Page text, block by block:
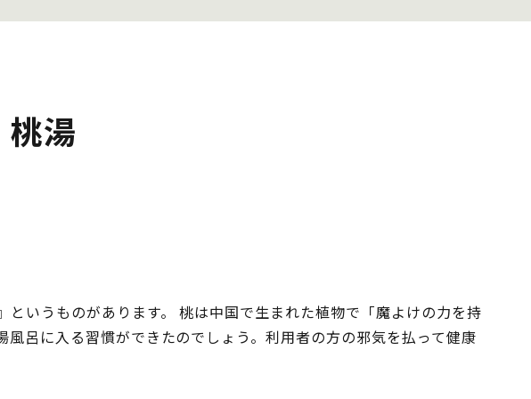
桃湯
というものがあります。 桃は中国で生まれた植物で「魔よけの力を持
風呂に入る習慣ができたのでしょう。利用者の方の邪気を払って健康